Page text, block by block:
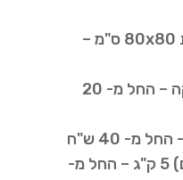
אריח פורצלן דמוי אבן טבעית 80x80 ס"מ –
פנלים תואמים לריצוף קרמיקה – החל מ- 20
רובה אקרילית (מילוי מרווחים) 5 ק"ג – החל מ-